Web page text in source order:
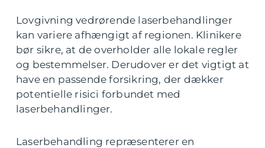
Lovgivning vedrørende laserbehandlinger
kan variere afhængigt af regionen. Klinikere
bør sikre, at de overholder alle lokale regler
og bestemmelser. Derudover er det vigtigt at
have en passende forsikring, der dækker
potentielle risici forbundet med
laserbehandlinger.
Laserbehandling repræsenterer en